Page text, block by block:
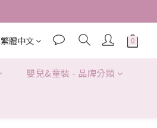
繁體中文
嬰兒&童裝 - 品牌分類